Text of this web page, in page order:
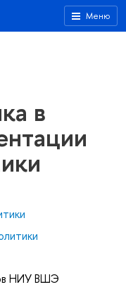
Меню
в
НИУ ВШЭ